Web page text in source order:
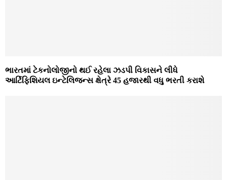
ભારતમાં ટેકનોલોજીનો થઈ રહેલા ઝડપી વિકાસને લીધે
આર્ટિફિશિયલ ઇન્ટેલિજન્સ ક્ષેત્રે 45 હજારથી વધુ ભરતી કરાશે